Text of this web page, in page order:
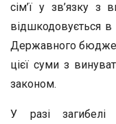
сім’ї у зв’язку з
відшкодовується в
Державного
цієї суми з
законом.
У разі загибелі